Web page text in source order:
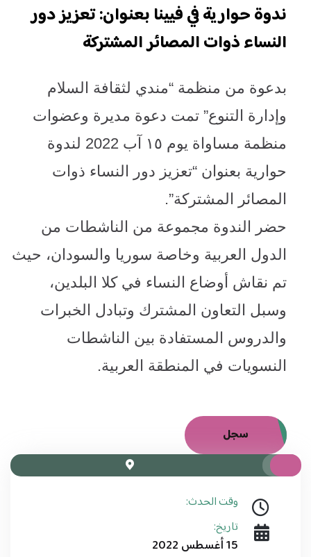
ندوة حوارية في فيينا بعنوان: تعزيز دور
النساء ذوات المصائر المشتركة
بدعوة من منظمة “مندي لثقافة السلام
وإدارة التنوع” تمت دعوة مديرة وعضوات
منظمة مساواة يوم ١٥ آب 2022 لندوة
حوارية بعنوان “تعزيز دور النساء ذوات
المصائر المشتركة”
.
حضر الندوة مجموعة من الناشطات من
الدول العربية وخاصة سوريا والسودان، حيث
تم نقاش أوضاع النساء في كلا البلدين،
وسبل التعاون المشترك وتبادل الخبرات
والدروس المستفادة بين الناشطات
النسويات في المنطقة العربية.
سجل
وقت الحدث:
تاريخ:
15 أغسطس 2022